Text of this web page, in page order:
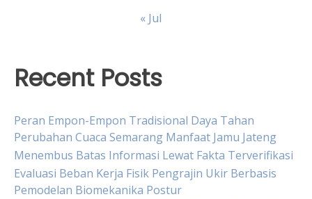
« Jul
Recent Posts
Peran Empon-Empon Tradisional Daya Tahan
Perubahan Cuaca Semarang Manfaat Jamu Jateng
Menembus Batas Informasi Lewat Fakta Terverifikasi
Evaluasi Beban Kerja Fisik Pengrajin Ukir Berbasis
Pemodelan Biomekanika Postur